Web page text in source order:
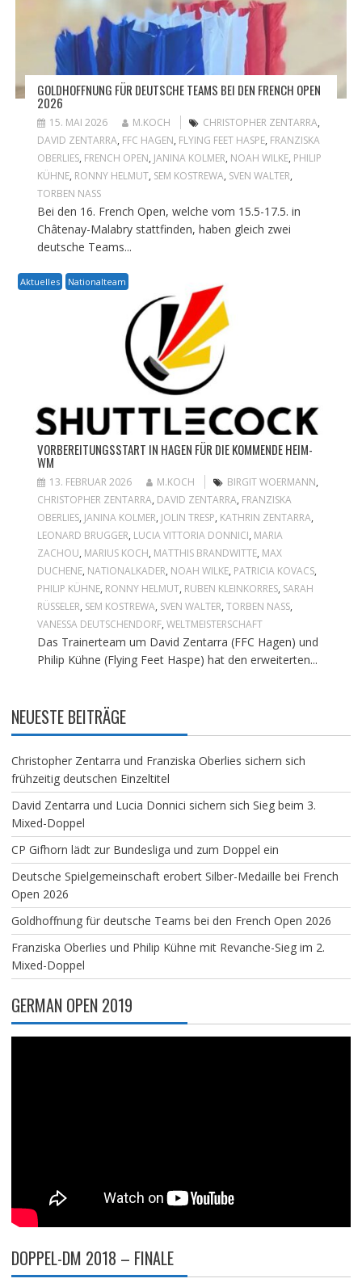
GOLDHOFFNUNG FÜR DEUTSCHE TEAMS BEI DEN FRENCH OPEN
2026
15. MAI 2026 M.KOCH CHRISTOPHER ZENTARRA,
DAVID ZENTARRA, FFC HAGEN, FLYING FEET HASPE, FRANZISKA
OBERLIES, FRENCH OPEN, JANINA KOLMER, NOAH WILKE, PHILIP
KÜHNE, RONNY HELMUT, SEM KOSTREWA, SVEN WALTER,
TORBEN NASS
Bei den 16. French Open, welche vom 15.5-17.5. in
Châtenay-Malabry stattfinden, haben gleich zwei
deutsche Teams...
Aktuelles Nationalteam
VORBEREITUNGSSTART IN HAGEN FÜR DIE KOMMENDE HEIM-
WM
13. FEBRUAR 2026 M.KOCH BIRGIT WOERMANN,
CHRISTOPHER ZENTARRA, DAVID ZENTARRA, FRANZISKA
OBERLIES, JANINA KOLMER, JOLIN TRESP, KATHRIN ZENTARRA,
LEONARD BRUGGER, LUCIA VITTORIA DONNICI, MARIA
ZACHOU, MARIUS KOCH, MATTHIS BRANDWITTE, MAX
DUCHENE, NATIONALKADER, NOAH WILKE, PATRICIA KOVACS,
PHILIP KÜHNE, RONNY HELMUT, RUBEN KLEINKORRES, SARAH
RÜSSELER, SEM KOSTREWA, SVEN WALTER, TORBEN NASS,
VANESSA DEUTSCHENDORF, WELTMEISTERSCHAFT
Das Trainerteam um David Zentarra (FFC Hagen) und
Philip Kühne (Flying Feet Haspe) hat den erweiterten...
NEUESTE BEITRÄGE
Christopher Zentarra und Franziska Oberlies sichern sich
frühzeitig deutschen Einzeltitel
David Zentarra und Lucia Donnici sichern sich Sieg beim 3.
Mixed-Doppel
CP Gifhorn lädt zur Bundesliga und zum Doppel ein
Deutsche Spielgemeinschaft erobert Silber-Medaille bei French
Open 2026
Goldhoffnung für deutsche Teams bei den French Open 2026
Franziska Oberlies und Philip Kühne mit Revanche-Sieg im 2.
Mixed-Doppel
GERMAN OPEN 2019
DOPPEL-DM 2018 – FINALE